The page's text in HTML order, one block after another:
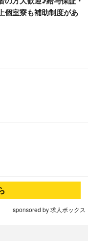
個室寮も補助制度があ
sponsored by 求人ボックス